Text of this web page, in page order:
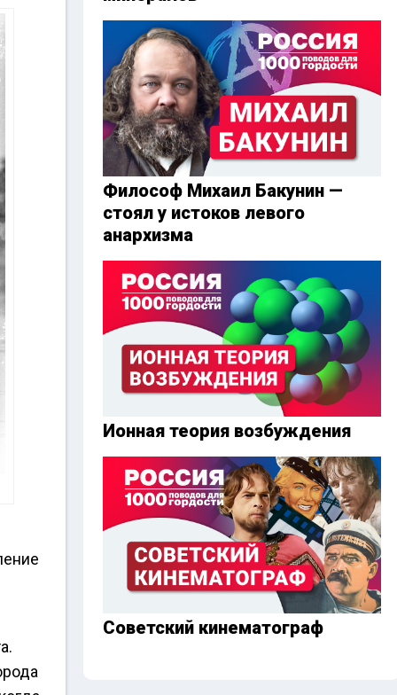
Философ Михаил Бакунин —
стоял у истоков левого
анархизма
Ионная теория возбуждения
Советский кинематограф